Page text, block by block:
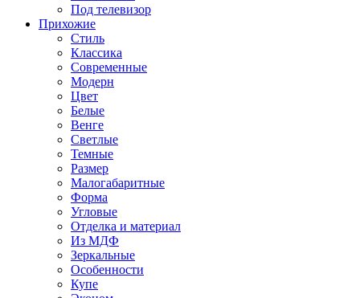
Под телевизор
Прихожие
Стиль
Классика
Современные
Модерн
Цвет
Белые
Венге
Светлые
Темные
Размер
Малогабаритные
Форма
Угловые
Отделка и материал
Из МДФ
Зеркальные
Особенности
Купе